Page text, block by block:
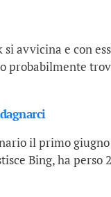
avvicina e con
il primo
Bing, ha